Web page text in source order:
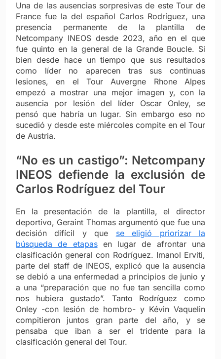
Una de las ausencias sorpresivas de este Tour de
France fue la del español Carlos Rodríguez, una
presencia permanente de la plantilla de
Netcompany INEOS desde 2023, año en el que
fue quinto en la general de la Grande Boucle. Si
bien desde hace un tiempo que sus resultados
como líder no aparecen tras sus continuas
lesiones, en el Tour Auvergne Rhone Alpes
empezó a mostrar una mejor imagen y, con la
ausencia por lesión del líder Oscar Onley, se
pensó que habría un lugar. Sin embargo eso no
sucedió y desde este miércoles compite en el Tour
de Austria.
“No es un castigo”: Netcompany
INEOS defiende la exclusión de
Carlos Rodríguez del Tour
En la presentación de la plantilla, el director
deportivo, Geraint Thomas argumentó que fue una
decisión difícil y que se eligió priorizar la
búsqueda de etapasen lugar de afrontar una
clasificación general con Rodríguez. Imanol Erviti,
parte del staff de INEOS, explicó que la ausencia
se debió a una enfermedad a principios de junio y
a una “preparación que no fue tan sencilla como
nos hubiera gustado”. Tanto Rodríguez como
Onley -con lesión de hombro- y Kévin Vaquelin
compitieron juntos gran parte del año, y se
pensaba que iban a ser el tridente para la
clasificación general del Tour.